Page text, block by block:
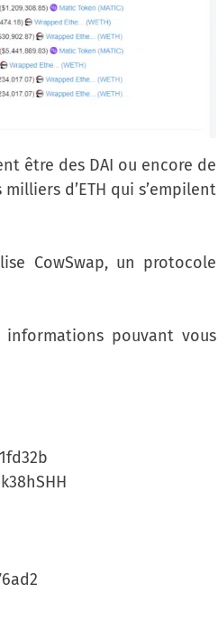
être des DAI ou encore de
d’ETH qui s’empilent
CowSwap, un protocole
informations pouvant vous